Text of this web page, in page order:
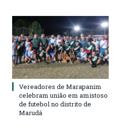
Vereadores de Marapanim
celebram união em amistoso
de futebol no distrito de
Marudá